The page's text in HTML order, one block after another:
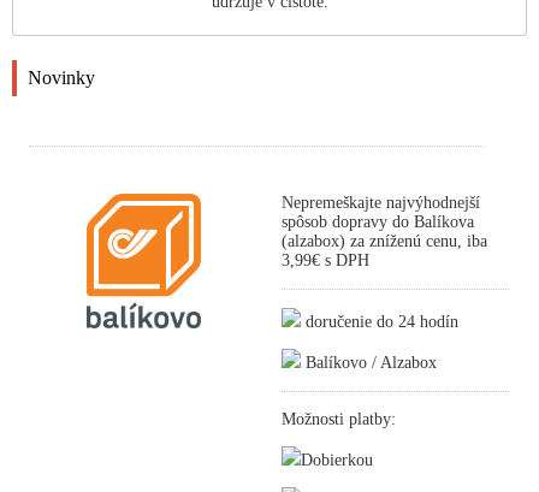
Novinky
Nepremeškajte najvýhodnejší
spôsob dopravy do Balíkova
(alzabox) za zníženú cenu, iba
3,99€ s DPH
doručenie do 24 hodín
Balíkovo / Alzabox
Možnosti platby:
Dobierkou